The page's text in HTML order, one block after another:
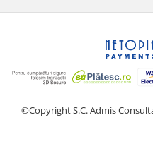
©Copyright S.C. Admis